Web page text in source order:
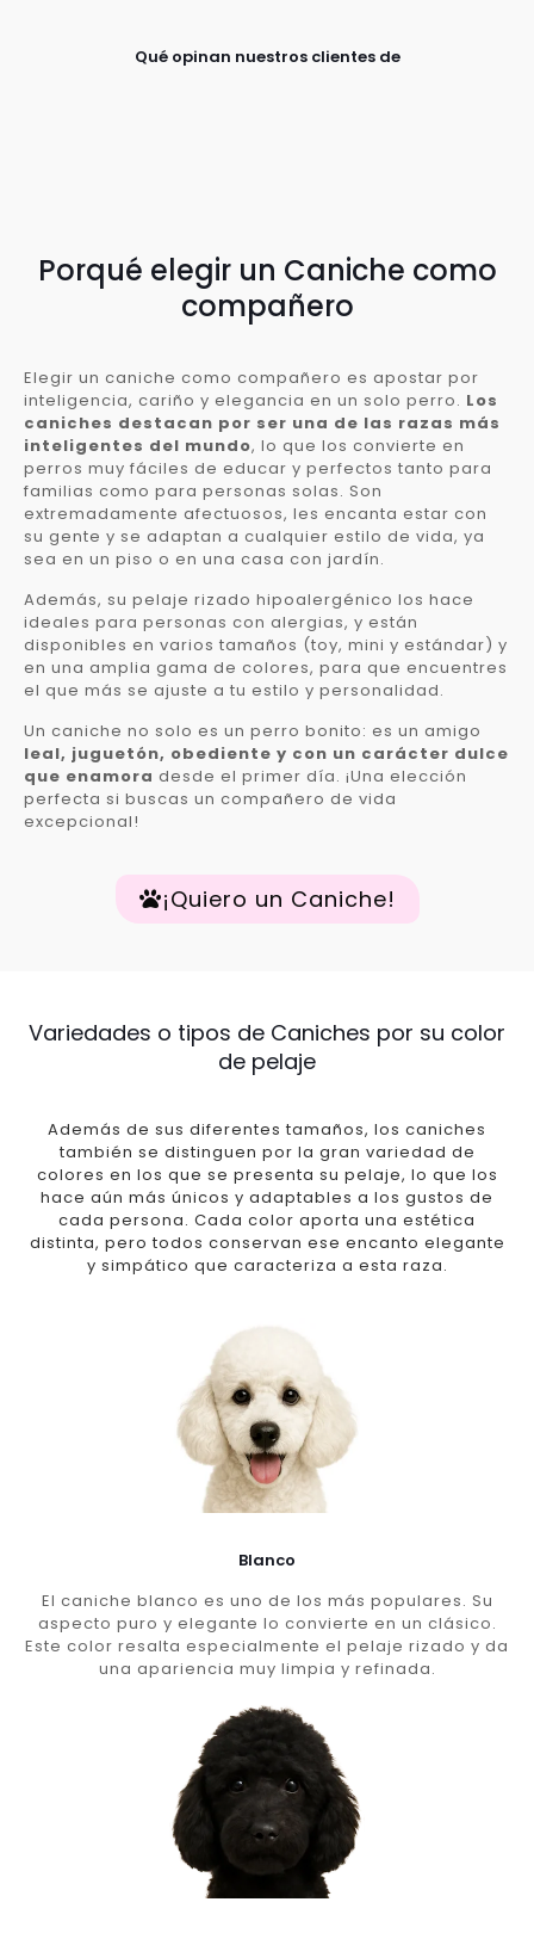
Qué opinan nuestros clientes de
Porqué elegir un Caniche como
compañero
Elegir un caniche como compañero es apostar por
inteligencia, cariño y elegancia en un solo perro. Los
caniches destacan por ser una de las razas más
inteligentes del mundo, lo que los convierte en
perros muy fáciles de educar y perfectos tanto para
familias como para personas solas. Son
extremadamente afectuosos, les encanta estar con
su gente y se adaptan a cualquier estilo de vida, ya
sea en un piso o en una casa con jardín.
Además, su pelaje rizado hipoalergénico los hace
ideales para personas con alergias, y están
disponibles en varios tamaños (toy, mini y estándar) y
en una amplia gama de colores, para que encuentres
el que más se ajuste a tu estilo y personalidad.
Un caniche no solo es un perro bonito: es un amigo
leal, juguetón, obediente y con un carácter dulce
que enamora desde el primer día. ¡Una elección
perfecta si buscas un compañero de vida
excepcional!
¡Quiero un Caniche!
Variedades o tipos de Caniches por su color
de pelaje
Además de sus diferentes tamaños, los caniches
también se distinguen por la gran variedad de
colores en los que se presenta su pelaje, lo que los
hace aún más únicos y adaptables a los gustos de
cada persona. Cada color aporta una estética
distinta, pero todos conservan ese encanto elegante
y simpático que caracteriza a esta raza.
Blanco
El caniche blanco es uno de los más populares. Su
aspecto puro y elegante lo convierte en un clásico.
Este color resalta especialmente el pelaje rizado y da
una apariencia muy limpia y refinada.